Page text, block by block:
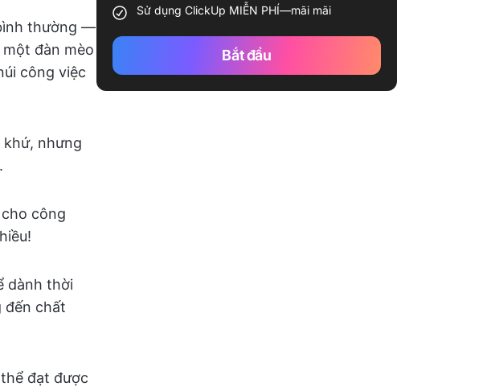
thường —
đàn mèo
công việc
khứ, nhưng
công
dành thời
đến chất
đạt được
Sử dụng ClickUp MIỄN PHÍ—mãi mãi
Bắt đầu